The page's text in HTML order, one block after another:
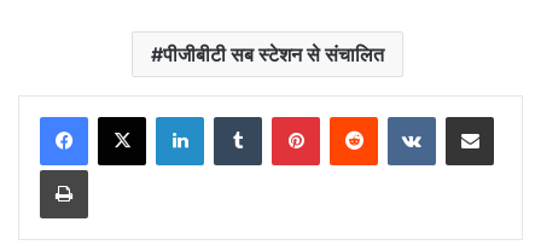
पीजीबीटी सब स्टेशन से संचालित
LinkedInTumblr PinterestReddit VKontakteShare via Email
Print